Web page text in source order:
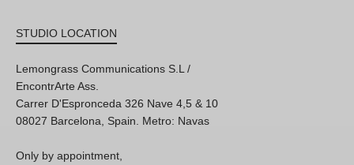
STUDIO LOCATION
Lemongrass Communications S.L /
EncontrArte Ass.
Carrer D'Espronceda 326 Nave 4,5 & 10
08027 Barcelona, Spain. Metro: Navas
Only by appointment,